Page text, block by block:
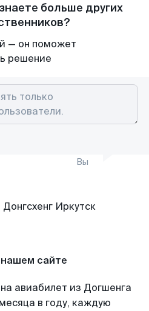
больше других
— он поможет
решение
Вы
сайте
авиабилет из Догшенга
в году, каждую